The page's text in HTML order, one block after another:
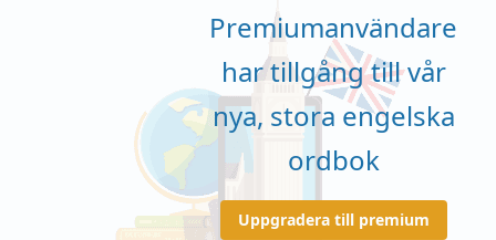
Premiumanvändare
har tillgång till vår
nya, stora engelska
ordbok
Uppgradera till premium